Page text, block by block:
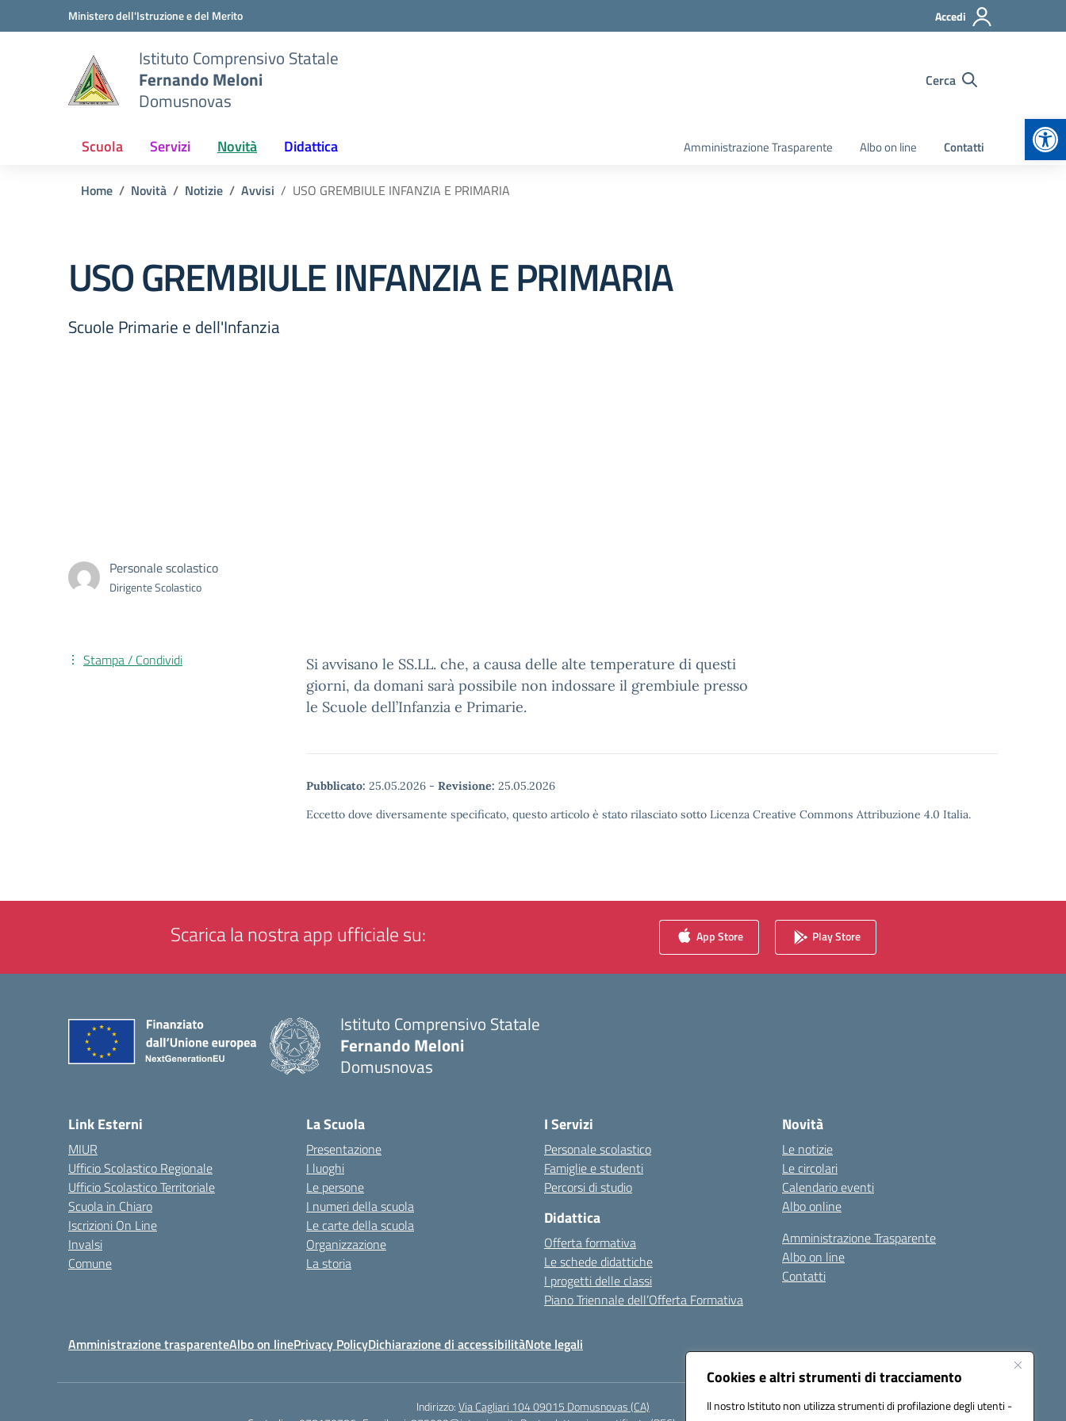
Cookies e altri strumenti di tracciamento
Il nostro Istituto non utilizza strumenti di profilazione degli utenti -
Vai ai contenuti
Vai al menu di navigazioneMinistero dell'Istruzione e del Merito Accedi
Istituto Comprensivo Statale
Fernando Meloni
Domusnovas
Cerca
Scuola Servizi Novità Didattica Amministrazione Trasparente Albo on line Contatti
Home Novità Notizie Avvisi USO GREMBIULE INFANZIA E PRIMARIA
USO GREMBIULE INFANZIA E PRIMARIA
Scuole Primarie e dell'Infanzia
Personale scolastico
Dirigente Scolastico
Si avvisano le SS.LL. che, a causa delle alte temperature di questi
giorni, da domani sarà possibile non indossare il grembiule presso
le Scuole dell’Infanzia e Primarie.
Pubblicato: 25.05.2026 - Revisione: 25.05.2026
Eccetto dove diversamente specificato, questo articolo è stato rilasciato sotto Licenza Creative Commons Attribuzione 4.0 Italia.
Stampa / Condividi
Scarica la nostra app ufficiale su: App Store Play Store
Istituto Comprensivo Statale
Fernando Meloni
Domusnovas
Link Esterni
MIUR
Ufficio Scolastico Regionale
Ufficio Scolastico Territoriale
Scuola in Chiaro
Iscrizioni On Line
Invalsi
Comune
La Scuola
Presentazione
I luoghi
Le persone
I numeri della scuola
Le carte della scuola
Organizzazione
La storia
I Servizi
Personale scolastico
Famiglie e studenti
Percorsi di studio
Didattica
Offerta formativa
Le schede didattiche
I progetti delle classi
Piano Triennale dell’Offerta Formativa
Novità
Le notizie
Le circolari
Calendario eventi
Albo online
Amministrazione Trasparente
Albo on line
Contatti
Amministrazione trasparenteAlbo on linePrivacy PolicyDichiarazione di accessibilitàNote legali
Indirizzo:Via Cagliari 104 09015 Domusnovas (CA)